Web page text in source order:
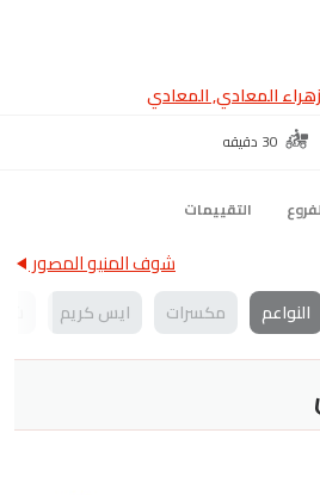
زهراء المعادي, المعادي
30 دقيقه
التقييمات
شوف المنيو المصور
النواعم مكسرات ايس كريم